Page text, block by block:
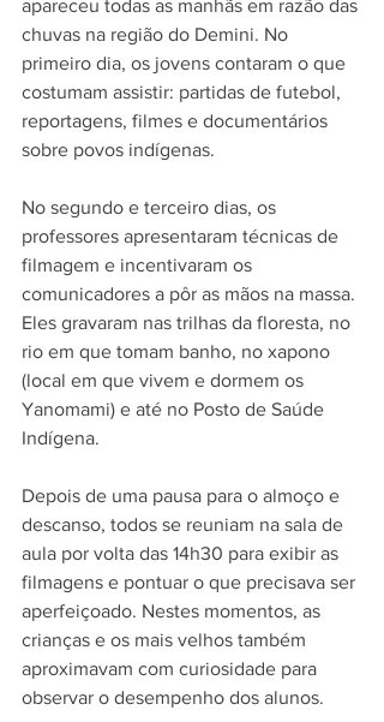
apareceu todas as manhãs em razão das
chuvas na região do Demini. No
primeiro dia, os jovens contaram o que
costumam assistir: partidas de futebol,
reportagens, filmes e documentários
sobre povos indígenas.
No segundo e terceiro dias, os
professores apresentaram técnicas de
filmagem e incentivaram os
comunicadores a pôr as mãos na massa.
Eles gravaram nas trilhas da floresta, no
rio em que tomam banho, no xapono
(local em que vivem e dormem os
Yanomami) e até no Posto de Saúde
Indígena.
Depois de uma pausa para o almoço e
descanso, todos se reuniam na sala de
aula por volta das 14h30 para exibir as
filmagens e pontuar o que precisava ser
aperfeiçoado. Nestes momentos, as
crianças e os mais velhos também
aproximavam com curiosidade para
observar o desempenho dos alunos.